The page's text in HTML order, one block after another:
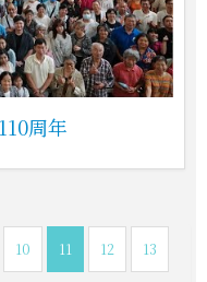
周年
10 11 12 13